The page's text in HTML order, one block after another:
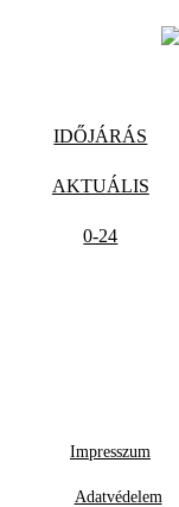
IDŐJÁRÁS
AKTUÁLIS
0-24
Impresszum
Adatvédelem